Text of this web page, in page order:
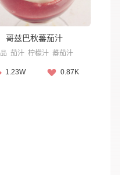
哥兹巴秋蕃茄汁
茄汁 柠檬汁 蕃茄汁
1.23W 0.87K